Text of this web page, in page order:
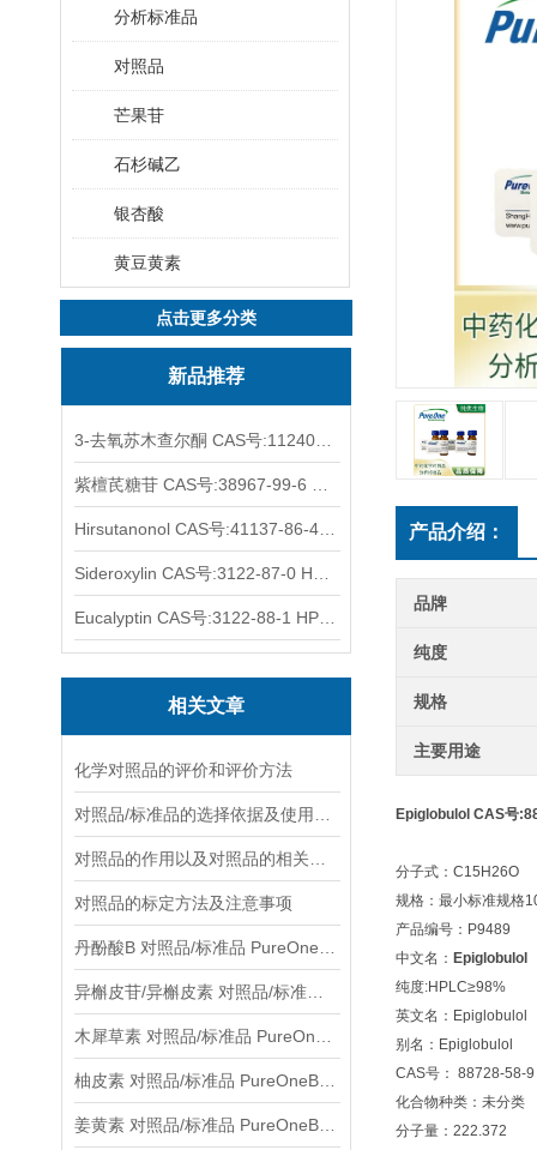
分析标准品
对照品
芒果苷
石杉碱乙
银杏酸
黄豆黄素
点击更多分类
新品推荐
相关文章
化学对照品的评价和评价方法
对照品的标定方法及注意事项
产品介绍：
品牌
纯度
规格
主要用途
Epiglobulol CAS号
分子式：C15H26O
规格：最小标准规格
产品编号：P9489
中文名： Epiglobulol
纯度:HPLC≥98%
英文名：Epiglobulol
别名：Epiglobulol
CAS号： 88728-58-9
化合物种类：未分类
分子量：222.372